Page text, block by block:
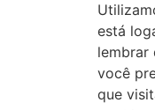
está
lembrar
você
que